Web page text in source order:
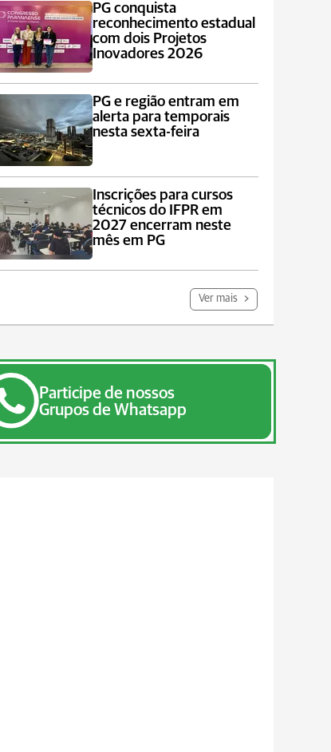
PG conquista
reconhecimento estadual
com dois Projetos
Inovadores 2026
PG e região entram em
alerta para temporais
nesta sexta-feira
Inscrições para cursos
técnicos do IFPR em
2027 encerram neste
mês em PG
Ver mais
Participe de nossos
Grupos de Whatsapp